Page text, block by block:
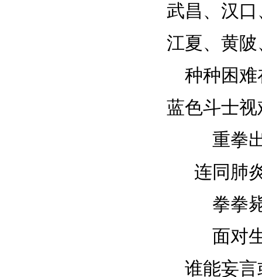
武昌、汉
江夏、黄
种种困
蓝色斗士
重拳
连同肺
拳拳
面对
谁能妄